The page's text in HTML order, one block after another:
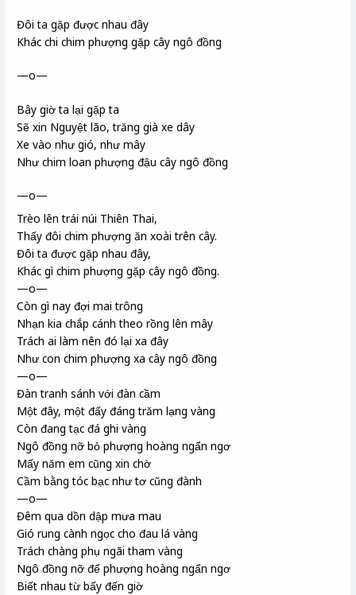
Đôi ta gặp được nhau đây
Khác chi chim phượng gặp cây ngô đồng
—o—
Bây giờ ta lại gặp ta
Sẽ xin Nguyệt lão, trăng già xe dây
Xe vào như gió, như mây
Như chim loan phượng đậu cây ngô đồng
—o—
Trèo lên trái núi Thiên Thai,
Thấy đôi chim phượng ăn xoài trên cây.
Đôi ta được gặp nhau đây,
Khác gì chim phượng gặp cây ngô đồng.
—o—
Còn gì nay đợi mai trông
Nhạn kia chắp cánh theo rồng lên mây
Trách ai làm nên đó lại xa đây
Như con chim phượng xa cây ngô đồng
—o—
Đàn tranh sánh với đàn cầm
Một đây, một đấy đáng trăm lạng vàng
Còn đang tạc đá ghi vàng
Ngô đồng nỡ bỏ phượng hoàng ngẩn ngơ
Mấy năm em cũng xin chờ
Cầm bằng tóc bạc như tơ cũng đành
—o—
Đêm qua dồn dập mưa mau
Gió rung cành ngọc cho đau lá vàng
Trách chàng phụ ngãi tham vàng
Ngô đồng nỡ để phượng hoàng ngẩn ngơ
Biết nhau từ bấy đến giờ